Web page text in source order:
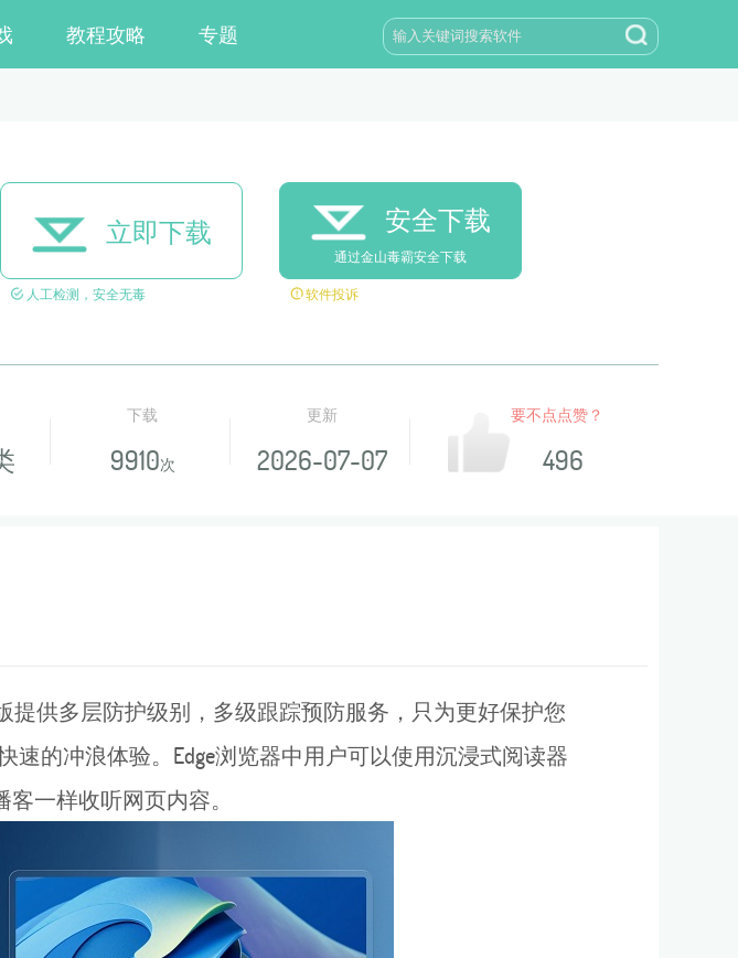
教程攻略 专题
立即下载
人工检测，安全无毒
安全下载
通过金山毒霸安全下载
软件投诉
下载
9910次
更新
2026-07-07
要不点点赞？
496
提供多层防护级别，多级跟踪预防服务，只为更好保护您
的冲浪体验。Edge浏览器中用户可以使用沉浸式阅读器
一样收听网页内容。